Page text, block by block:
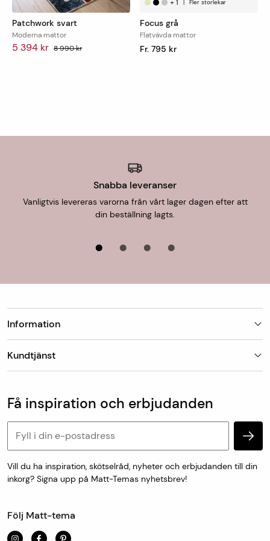
Patchwork svart
Moderna mattor
5 394 kr 8 990 kr
+1 | Fler storlekar
Focus grå
Flatvävda mattor
Fr. 795 kr
Snabba leveranser
Vanligtvis levereras varorna från vårt lager dagen efter att
din beställning lagts.
Information
Om Matt-Tema
Vanliga frågor
Kundtjänst
Köp & leveransvillkor
Retur & reklamation
Personuppgifter och cookies
Få inspiration och erbjudanden
Vill du ha inspiration, skötselråd, nyheter och erbjudanden till din
inkorg? Signa upp på Matt-Temas nyhetsbrev!
Följ Matt-tema